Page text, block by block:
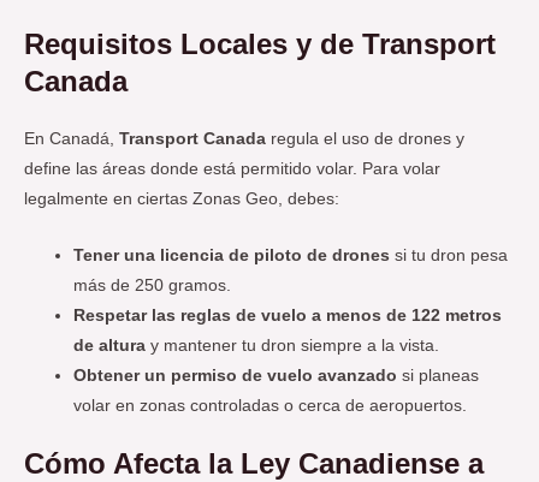
Requisitos Locales y de Transport
Canada
En Canadá, Transport Canada regula el uso de drones y
define las áreas donde está permitido volar. Para volar
legalmente en ciertas Zonas Geo, debes:
Tener una licencia de piloto de drones si tu dron pesa
más de 250 gramos.
Respetar las reglas de vuelo a menos de 122 metros
de altura y mantener tu dron siempre a la vista.
Obtener un permiso de vuelo avanzado si planeas
volar en zonas controladas o cerca de aeropuertos.
Cómo Afecta la Ley Canadiense a